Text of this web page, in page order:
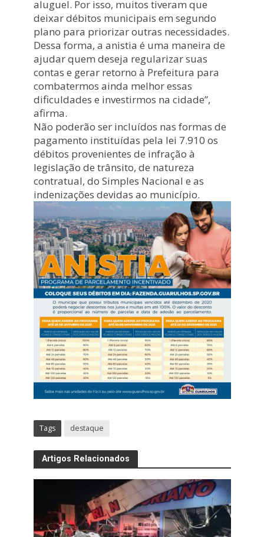
aluguel. Por isso, muitos tiveram que
deixar débitos municipais em segundo
plano para priorizar outras necessidades.
Dessa forma, a anistia é uma maneira de
ajudar quem deseja regularizar suas
contas e gerar retorno à Prefeitura para
combatermos ainda melhor essas
dificuldades e investirmos na cidade”,
afirma.
Não poderão ser incluídos nas formas de
pagamento instituídas pela lei 7.910 os
débitos provenientes de infração à
legislação de trânsito, de natureza
contratual, do Simples Nacional e as
indenizações devidas ao município.
Tags destaque
Artigos Relacionados